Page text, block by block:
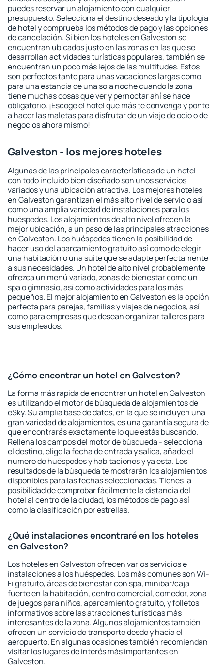
puedes reservar un alojamiento con cualquier
presupuesto. Selecciona el destino deseado y la tipología
de hotel y comprueba los métodos de pago y las opciones
de cancelación. Si bien los hoteles en Galveston se
encuentran ubicados justo en las zonas en las que se
desarrollan actividades turísticas populares, también se
encuentran un poco más lejos de las multitudes. Estos
son perfectos tanto para unas vacaciones largas como
para una estancia de una sola noche cuando la zona
tiene muchas cosas que ver y pernoctar ahí se hace
obligatorio. ¡Escoge el hotel que más te convenga y ponte
a hacer las maletas para disfrutar de un viaje de ocio o de
negocios ahora mismo!
Galveston - los mejores hoteles
Algunas de las principales características de un hotel
con todo incluido bien diseñado son unos servicios
variados y una ubicación atractiva. Los mejores hoteles
en Galveston garantizan el más alto nivel de servicio así
como una amplia variedad de instalaciones para los
huéspedes. Los alojamientos de alto nivel ofrecen la
mejor ubicación, a un paso de las principales atracciones
en Galveston. Los huéspedes tienen la posibilidad de
hacer uso del aparcamiento gratuito así como de elegir
una habitación o una suite que se adapte perfectamente
a sus necesidades. Un hotel de alto nivel probablemente
ofrezca un menú variado, zonas de bienestar como un
spa o gimnasio, así como actividades para los más
pequeños. El mejor alojamiento en Galveston es la opción
perfecta para parejas, familias y viajes de negocios, así
como para empresas que desean organizar talleres para
sus empleados.
¿Cómo encontrar un hotel en Galveston?
La forma más rápida de encontrar un hotel en Galveston
es utilizando el motor de búsqueda de alojamientos de
eSky. Su amplia base de datos, en la que se incluyen una
gran variedad de alojamientos, es una garantía segura de
que encontrarás exactamente lo que estás buscando.
Rellena los campos del motor de búsqueda - selecciona
el destino, elige la fecha de entrada y salida, añade el
número de huéspedes y habitaciones y ya está. Los
resultados de la búsqueda te mostrarán los alojamientos
disponibles para las fechas seleccionadas. Tienes la
posibilidad de comprobar fácilmente la distancia del
hotel al centro de la ciudad, los métodos de pago así
como la clasificación por estrellas.
¿Qué instalaciones encontraré en los hoteles
en Galveston?
Los hoteles en Galveston ofrecen varios servicios e
instalaciones a los huéspedes. Los más comunes son Wi-
Fi gratuito, áreas de bienestar con spa, minibar/caja
fuerte en la habitación, centro comercial, comedor, zona
de juegos para niños, aparcamiento gratuito, y folletos
informativos sobre las atracciones turísticas más
interesantes de la zona. Algunos alojamientos también
ofrecen un servicio de transporte desde y hacia el
aeropuerto. En algunas ocasiones también recomiendan
visitar los lugares de interés más importantes en
Galveston.